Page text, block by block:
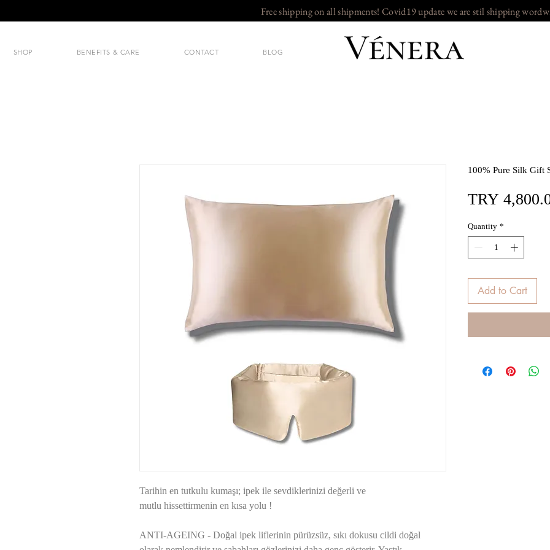
Free shipping on all shipments! Covid19 update we are stil shipping
SHOP BENEFITS & CARE CONTACT BLOG
Tarihin en tutkulu kumaşı; ipek ile sevdiklerinizi değerli ve
mutlu hissettirmenin en kısa yolu !
ANTI-AGEING - Doğal ipek liflerinin pürüzsüz, sıkı dokusu cildi doğal
100% Pure Silk Gift
TRY
Quantity *
Add to Cart